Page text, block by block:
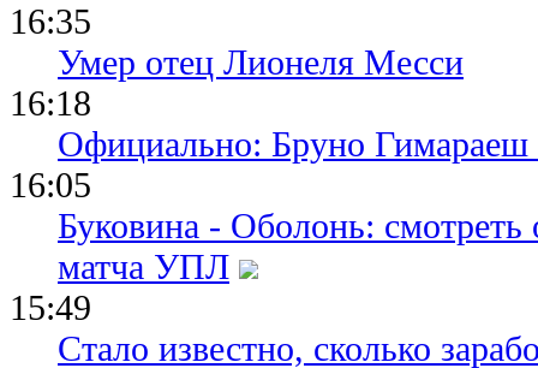
16:35
Умер отец Лионеля Месси
16:18
Официально: Бруно Гимараеш
16:05
Буковина - Оболонь:
матча УПЛ
15:49
Стало известно, сколько